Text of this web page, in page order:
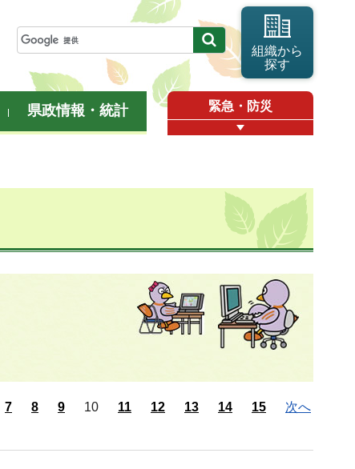
組織から
探す
県政情報・統計 緊急・防災
7 8 9 10 11 12 13 14 15 次へ